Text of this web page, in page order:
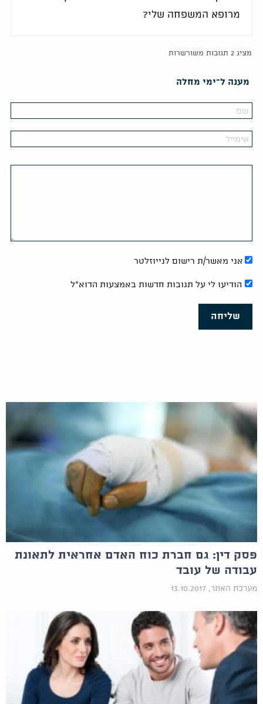
מרופא המשפחה שלי?
מציג 2 תגובות משורשרות
מענה ל־ימי מחלה
אני מאשר/ת רישום לנייוזלטר
הודיעו לי על תגובות חדשות באמצעות הדוא"ל
שליחה
פסק דין: גם חברת כוח האדם אחראית לתאונת
עבודה של עובד
מערכת האתר, 13.10.2017